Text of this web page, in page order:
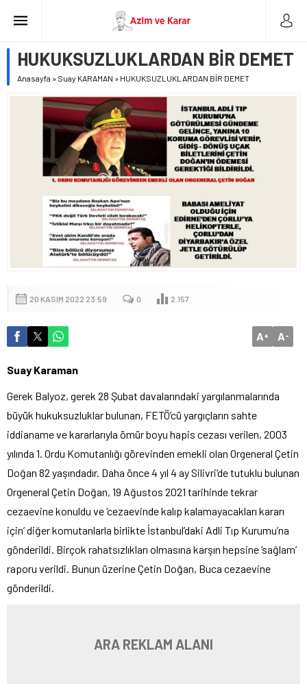
HUKUKSUZLUKLARDAN BİR DEMET
Anasayfa » Suay KARAMAN » HUKUKSUZLUKLARDAN BİR DEMET
20 KASIM 2022 23:59 0 2.157
A+ A-
Suay Karaman
Gerek Balyoz, gerek 28 Şubat davalarındaki yargılanmalarında
büyük hukuksuzluklar bulunan, FETÖ’cü yargıçların sahte
iddianame ve kararlarıyla ömür boyu hapis cezası verilen, 2003
yılında 1. Ordu Komutanlığı görevinden emekli olan Orgeneral Çetin
Doğan 82 yaşındadır. Daha önce 4 yıl 4 ay Silivri’de tutuklu bulunan
Orgeneral Çetin Doğan, 19 Ağustos 2021 tarihinde tekrar
cezaevine konuldu ve ‘cezaevinde kalıp kalamayacakları kararı
için’ diğer komutanlarla birlikte İstanbul’daki Adli Tıp Kurumu’na
gönderildi. Birçok rahatsızlıkları olmasına karşın hepsine ‘sağlam’
raporu verildi. Bunun üzerine Çetin Doğan, Buca cezaevine
gönderildi.
ARA REKLAM ALANI